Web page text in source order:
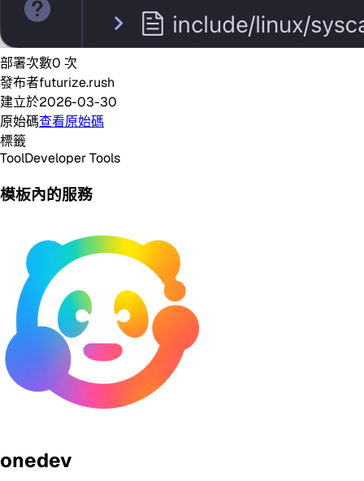
部署次數0 次
發布者futurize.rush
建立於2026-03-30
原始碼查看原始碼
標籤
ToolDeveloper Tools
模板內的服務
onedev